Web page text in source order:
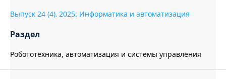
Выпуск 24 (4), 2025: Информатика и автоматизация
Раздел
Робототехника, автоматизация и системы управления